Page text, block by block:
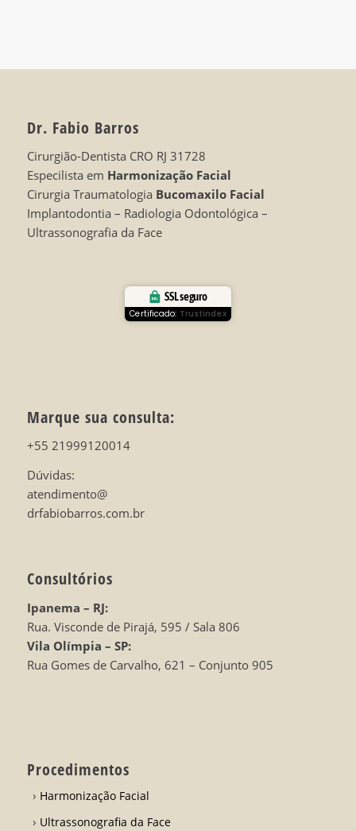
Dr. Fabio Barros
Cirurgião-Dentista CRO RJ 31728
Especilista em Harmonização Facial
Cirurgia Traumatologia Bucomaxilo Facial
Implantodontia – Radiologia Odontológica –
Ultrassonografia da Face
SSL seguro
Certificado: Trustindex
Marque sua consulta:
+55 21999120014
Dúvidas:
atendimento@
drfabiobarros.com.br
Consultórios
Ipanema – RJ:
Rua. Visconde de Pirajá, 595 / Sala 806
Vila Olímpia – SP:
Rua Gomes de Carvalho, 621 – Conjunto 905
Procedimentos
Harmonização Facial
Ultrassonografia da Face